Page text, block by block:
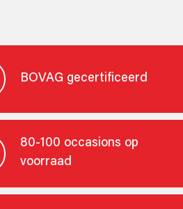
BOVAG gecertificeerd
80-100 occasions op
voorraad